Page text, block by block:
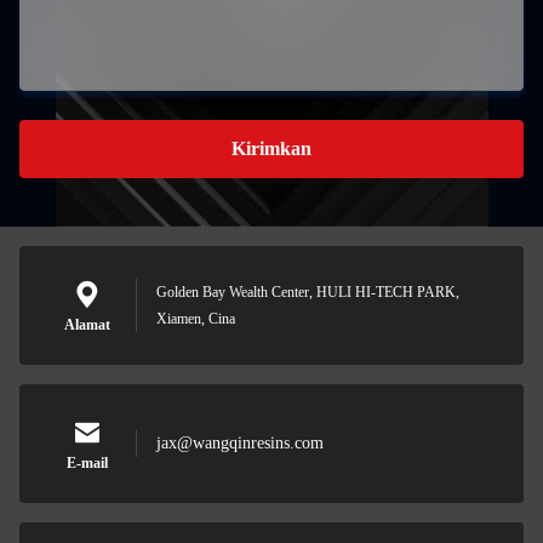
Kirimkan
Alamat
Golden Bay Wealth Center, HULI HI-TECH PARK,
Xiamen, Cina
E-mail
jax@wangqinresins.com